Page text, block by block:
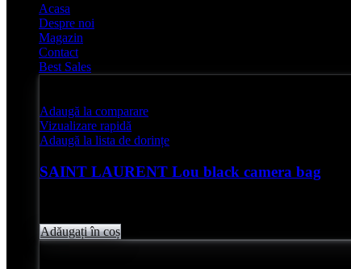
Acasa
Despre noi
Magazin
Contact
Best Sales
Adaugă la comparare
Vizualizare rapidă
Adaugă la lista de dorințe
SAINT LAURENT Lou black camera bag
Adăugați în coș